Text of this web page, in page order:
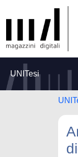
UNITesi